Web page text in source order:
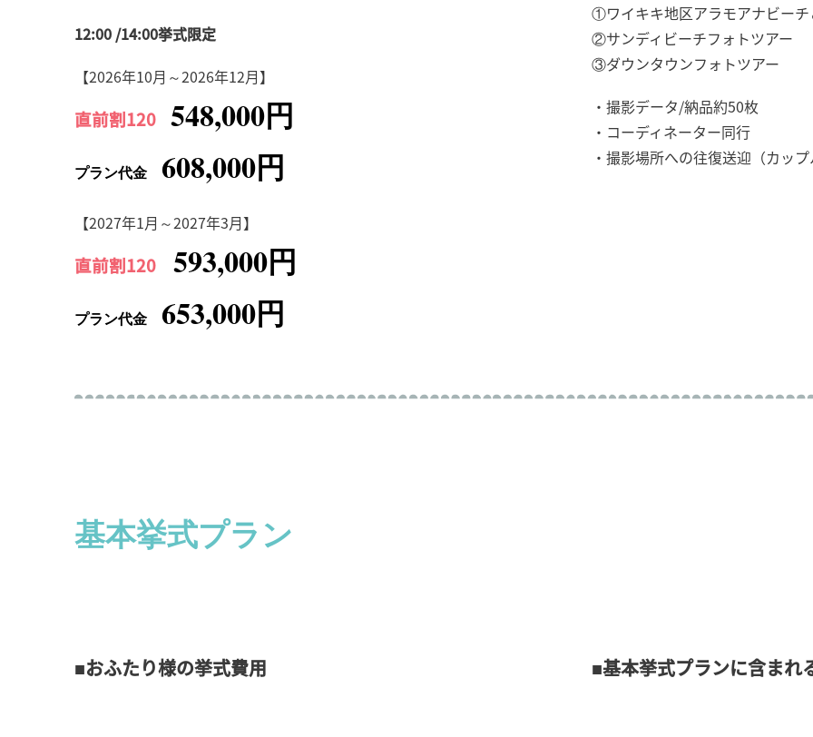
12:00 /14:00挙式限定
【2026年10月～2026年12月】
直前割120 548,000円
プラン代金 608,000円
【2027年1月～2027年3月】
直前割120 593,000円
プラン代金 653,000円
①ワイキキ地区アラモアナビー
②サンディビーチフォトツアー
③ダウンタウンフォトツアー
・撮影データ/納品約50枚
・コーディネーター同行
・撮影場所への往復送迎（カッ
基本挙式プラン
■おふたり様の挙式費用 ■基本挙式プランに含まれ